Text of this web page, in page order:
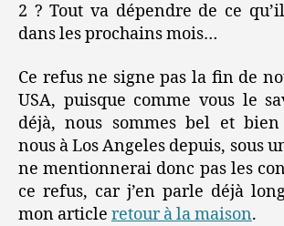
2 ? Tout va dépendre de ce
dans les prochains mois…
Ce refus ne signe pas la fin de
USA, puisque comme vous le
déjà, nous sommes bel et
nous à Los Angeles depuis, sous
ne mentionnerai donc pas les
ce refus, car j’en parle déjà
mon article retour à la maison.